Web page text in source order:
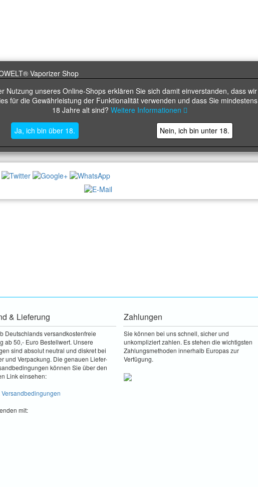
Nutzung unseres Online-Shops erklären Sie sich damit einverstanden, dass wir
für die Gewährleistung der Funktionalität verwenden und dass Sie mindestens
18 Jahre alt sind? Weitere Informationen
Ja, ich bin über 18. Nein, ich bin unter 18.
& Lieferung
Deutschlands versandkostenfreie
ab 50,- Euro Bestellwert. Unsere
sind absolut neutral und diskret bei
und Verpackung. Die genauen Liefer-
können Sie über den
Link einsehen:
Versandbedingungen
mit:
Zahlungen
Sie können bei uns schnell, sicher und
unkompliziert zahlen. Es stehen die wichtigsten
Zahlungsmethoden innerhalb Europas zur
Verfügung.